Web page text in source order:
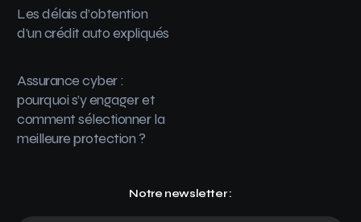
Les délais d’obtention
d’un crédit auto expliqués
Assurance cyber :
pourquoi s’y engager et
comment sélectionner la
meilleure protection ?
Notre newsletter :